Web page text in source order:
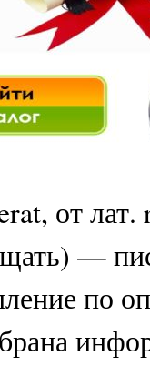
от
—
по